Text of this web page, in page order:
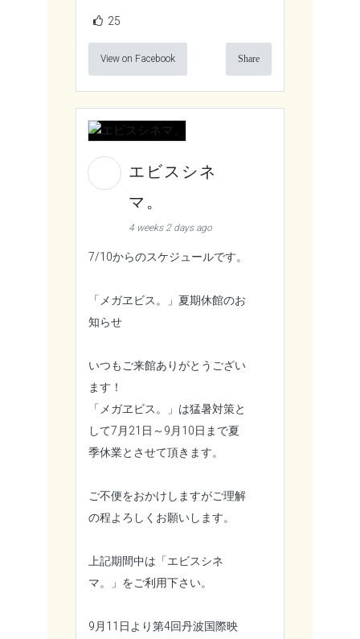
25
View on Facebook Share
エビスシネ
マ。
4 weeks 2 days ago
7/10からのスケジュールです。
「メガヱビス。」夏期休館のお
知らせ
いつもご来館ありがとうござい
ます！
「メガヱビス。」は猛暑対策と
して7月21日～9月10日まで夏
季休業とさせて頂きます。
ご不便をおかけしますがご理解
の程よろしくお願いします。
上記期間中は「エビスシネ
マ。」をご利用下さい。
9月11日より第4回丹波国際映